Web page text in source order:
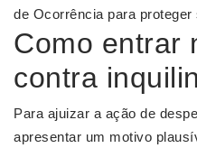
de Ocorrência para proteger
Como entrar
contra
Para ajuizar a ação de
apresentar um motivo